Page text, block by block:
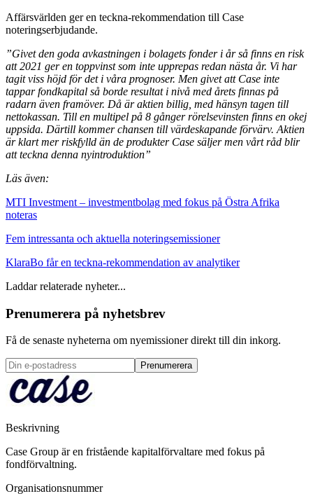
Affärsvärlden ger en teckna-rekommendation till Case
noteringserbjudande.
”Givet den goda avkastningen i bolagets fonder i år så finns en risk
att 2021 ger en toppvinst som inte upprepas redan nästa år. Vi har
tagit viss höjd för det i våra prognoser. Men givet att Case inte
tappar fondkapital så borde resultat i nivå med årets finnas på
radarn även framöver. Då är aktien billig, med hänsyn tagen till
nettokassan. Till en multipel på 8 gånger rörelsevinsten finns en okej
uppsida. Därtill kommer chansen till värdeskapande förvärv. Aktien
är klart mer riskfylld än de produkter Case säljer men vårt råd blir
att teckna denna nyintroduktion”
Läs även:
MTI Investment – investmentbolag med fokus på Östra Afrika
noteras
Fem intressanta och aktuella noteringsemissioner
KlaraBo får en teckna-rekommendation av analytiker
Laddar relaterade nyheter...
Prenumerera på nyhetsbrev
Få de senaste nyheterna om nyemissioner direkt till din inkorg.
Prenumerera
Beskrivning
Case Group är en fristående kapitalförvaltare med fokus på
fondförvaltning.
Organisationsnummer